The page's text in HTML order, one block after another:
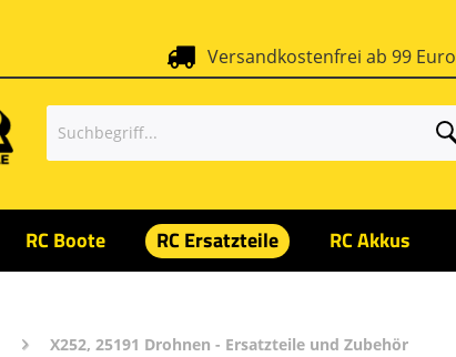
Versandkostenfrei ab 99 Euro
RC Boote RC Ersatzteile RC Akkus
X252, 25191 Drohnen - Ersatzteile und Zubehör